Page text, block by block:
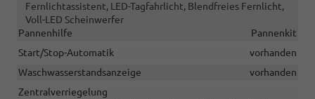
Fernlichtassistent, LED-Tagfahrlicht, Blendfreies Fernlicht,
Voll-LED Scheinwerfer
Pannenhilfe
Pannenkit
Start/Stop-Automatik
vorhanden
Waschwasserstandsanzeige
vorhanden
Zentralverriegelung